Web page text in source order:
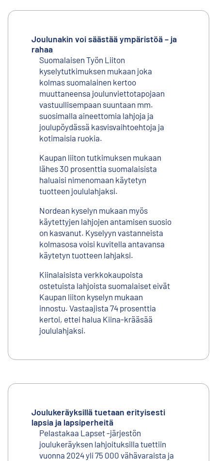
Joulunakin voi säästää ympäristöä – ja
rahaa
Suomalaisen Työn Liiton
kyselytutkimuksen mukaan joka
kolmas suomalainen kertoo
muuttaneensa joulunviettotapojaan
vastuullisempaan suuntaan mm.
suosimalla aineettomia lahjoja ja
joulupöydässä kasvisvaihtoehtoja ja
kotimaisia ruokia.
Kaupan liiton tutkimuksen mukaan
lähes 30 prosenttia suomalaisista
haluaisi nimenomaan käytetyn
tuotteen joululahjaksi.
Nordean kyselyn mukaan myös
käytettyjen lahjojen antamisen suosio
on kasvanut. Kyselyyn vastanneista
kolmasosa voisi kuvitella antavansa
käytetyn tuotteen lahjaksi.
Kiinalaisista verkkokaupoista
ostetuista lahjoista suomalaiset eivät
Kaupan liiton kyselyn mukaan
innostu. Vastaajista 74 prosenttia
kertoi, ettei halua Kiina-krääsää
joululahjaksi.
Joulukeräyksillä tuetaan erityisesti
lapsia ja lapsiperheitä
Pelastakaa Lapset -järjestön
joulukeräyksen lahjoituksilla tuettiin
vuonna 2024 yli 75 000 vähävaraista ja